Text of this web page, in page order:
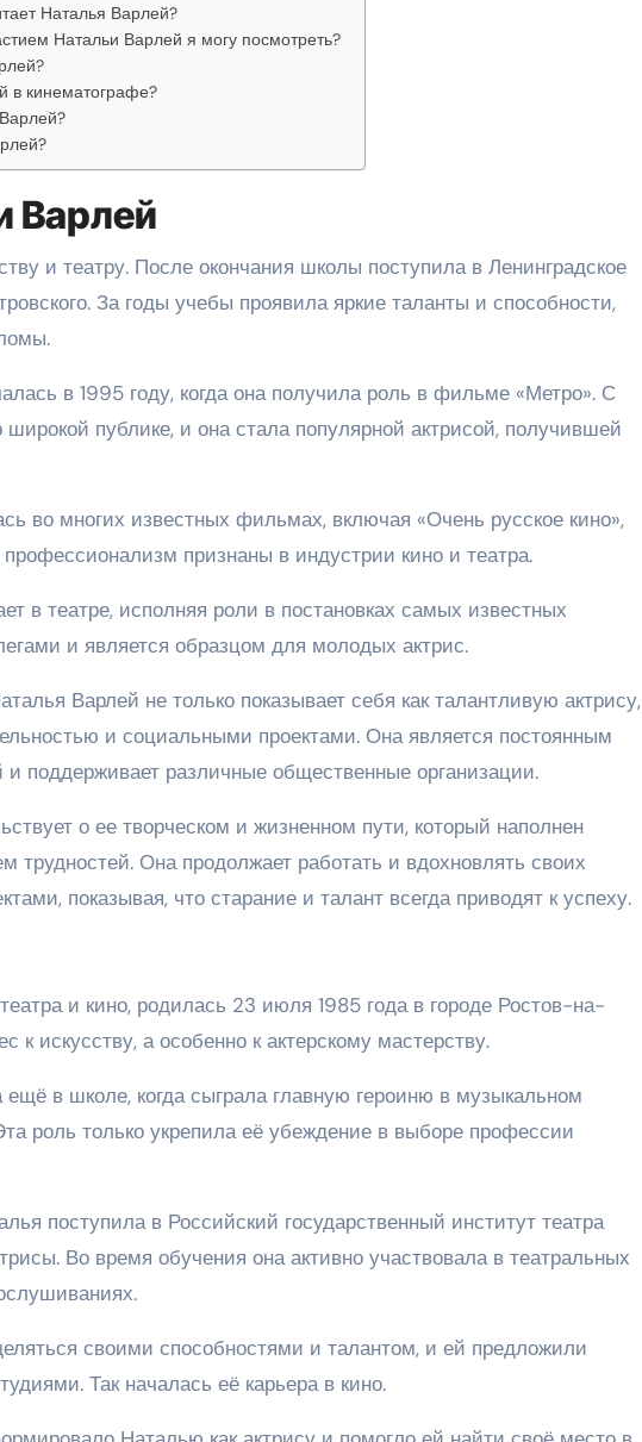
Наталья Варлей?
Натальи Варлей я могу посмотреть?
в кинематографе?
Варлей
и театру. После окончания школы поступила в Ленинградское
За годы учебы проявила яркие таланты и способности,
в 1995 году, когда она получила роль в фильме «Метро». С
публике, и она стала популярной актрисой, получившей
во многих известных фильмах, включая «Очень русское кино»,
признаны в индустрии кино и театра.
в театре, исполняя роли в постановках самых известных
и является образцом для молодых актрис.
Варлей не только показывает себя как талантливую актрису,
и социальными проектами. Она является постоянным
и поддерживает различные общественные организации.
о ее творческом и жизненном пути, который наполнен
Она продолжает работать и вдохновлять своих
показывая, что старание и талант всегда приводят к успеху.
и кино, родилась 23 июля 1985 года в городе Ростов-на-
к искусству, а особенно к актерскому мастерству.
в школе, когда сыграла главную героиню в музыкальном
роль только укрепила её убеждение в выборе профессии
поступила в Российский государственный институт театра
Во время обучения она активно участвовала в театральных
своими способностями и талантом, и ей предложили
Так началась её карьера в кино.